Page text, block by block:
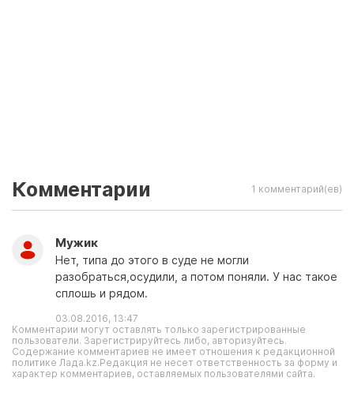
Комментарии 1 комментарий(ев)
Мужик
Нет, типа до этого в суде не могли
разобраться,осудили, а потом поняли. У нас такое
сплошь и рядом.
03.08.2016, 13:47
Комментарии могут оставлять только зарегистрированные
пользователи. Зарегистрируйтесь либо, авторизуйтесь.
Содержание комментариев не имеет отношения к редакционной
политике Лада.kz.Редакция не несет ответственность за форму и
характер комментариев, оставляемых пользователями сайта.